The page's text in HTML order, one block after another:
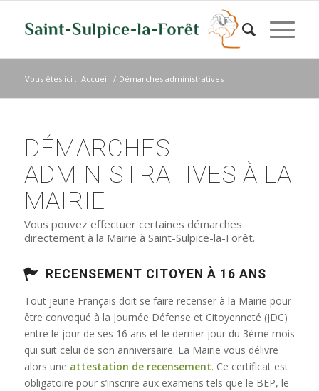
Vous êtes ici : Accueil / Démarches administratives
DÉMARCHES
ADMINISTRATIVES À LA
MAIRIE
Vous pouvez effectuer certaines démarches
directement à la Mairie à Saint-Sulpice-la-Forêt.
RECENSEMENT CITOYEN À 16 ANS
Tout jeune Français doit se faire recenser à la Mairie pour
être convoqué à la Journée Défense et Citoyenneté (JDC)
entre le jour de ses 16 ans et le dernier jour du 3ème mois
qui suit celui de son anniversaire. La Mairie vous délivre
alors une attestation de recensement. Ce certificat est
obligatoire pour s’inscrire aux examens tels que le BEP, le